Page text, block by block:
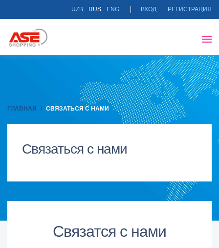
UZB RUS ENG ВХОД РЕГИСТРАЦИЯ
ГЛАВНАЯ СВЯЗАТЬСЯ С НАМИ
Связаться с нами
Связатся с нами